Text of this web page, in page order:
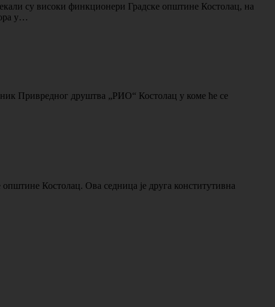
су високи финкционери Градске општине Костолац, на
у…
Привредног друштва „РИО“ Костолац у коме ће се
Костолац. Ова седница је друга конститутивна